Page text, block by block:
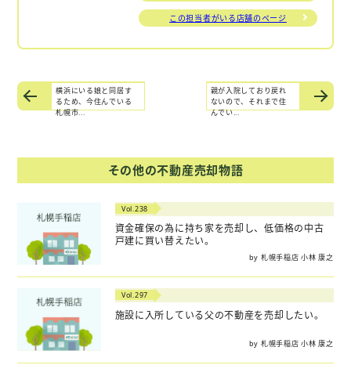
この担当者がいる店舗のページ
横浜にいる娘と同居す
るため、今住んでいる
札幌市...
親が入院しており戻れ
ないので、それまで住
んでい...
その他の不動産売却物語
Vol.238
資金確保の為に持ち家を売却し、低価格の中古
戸建に買い替えたい。
by 札幌手稲店 小林 康之
Vol.297
施設に入所している父の不動産を売却したい。
by 札幌手稲店 小林 康之